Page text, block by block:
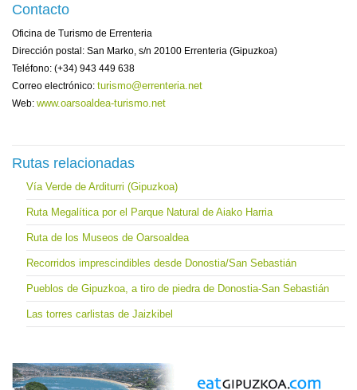
Contacto
Oficina de Turismo de Errenteria
Dirección postal: San Marko, s/n 20100 Errenteria (Gipuzkoa)
Teléfono: (+34) 943 449 638
Correo electrónico: turismo@errenteria.net
Web: www.oarsoaldea-turismo.net
Rutas relacionadas
Vía Verde de Arditurri (Gipuzkoa)
Ruta Megalítica por el Parque Natural de Aiako Harria
Ruta de los Museos de Oarsoaldea
Recorridos imprescindibles desde Donostia/San Sebastián
Pueblos de Gipuzkoa, a tiro de piedra de Donostia-San Sebastián
Las torres carlistas de Jaizkibel